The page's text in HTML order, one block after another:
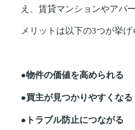
え、賃貸マンションやアパ
メリットは以下の3つが挙げ
●物件の価値を高められる
●買主が見つかりやすくなる
●トラブル防止につながる